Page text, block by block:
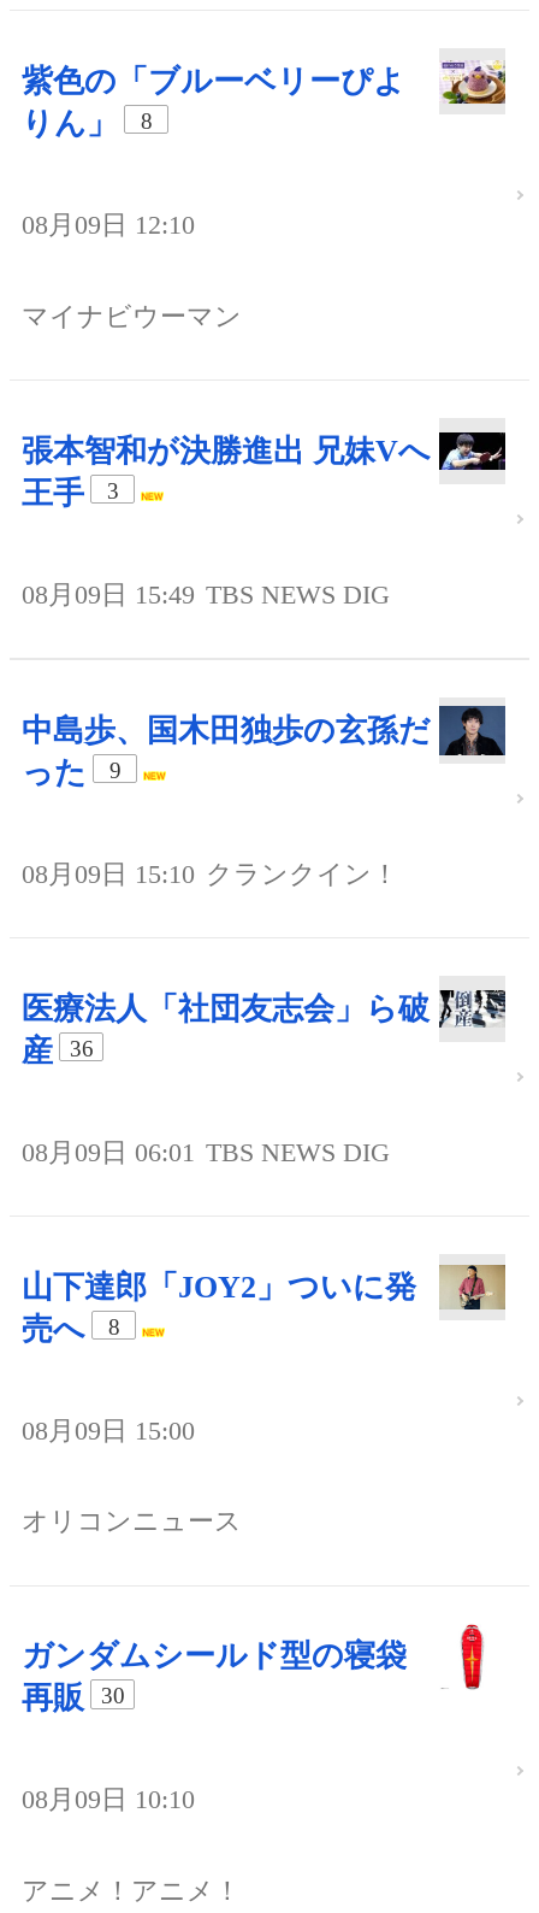
紫色の「ブルーベリーぴよ
りん」
8
08月09日 12:10
マイナビウーマン
張本智和が決勝進出 兄妹Vへ
王手
3
08月09日 15:49 TBS NEWS DIG
中島歩、国木田独歩の玄孫だ
った
9
08月09日 15:10 クランクイン！
医療法人「社団友志会」ら破
産
36
08月09日 06:01 TBS NEWS DIG
山下達郎「JOY2」ついに発
売へ
8
08月09日 15:00
オリコンニュース
ガンダムシールド型の寝袋
再販
30
08月09日 10:10
アニメ！アニメ！